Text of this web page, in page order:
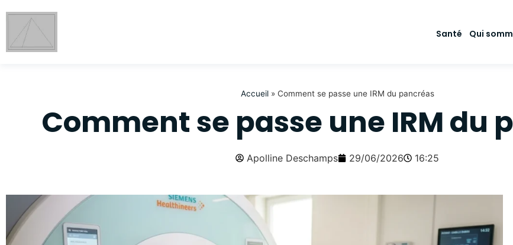
Santé Qui
Accueil» Comment se passe une IRM du pancréas
Comment se passe une IRM du
Apolline Deschamps 29/06/2026 16:25